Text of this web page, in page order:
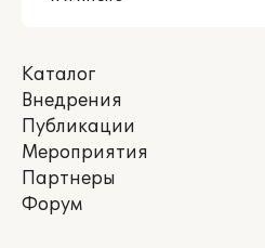
Каталог
Внедрения
Публикации
Мероприятия
Партнеры
Форум